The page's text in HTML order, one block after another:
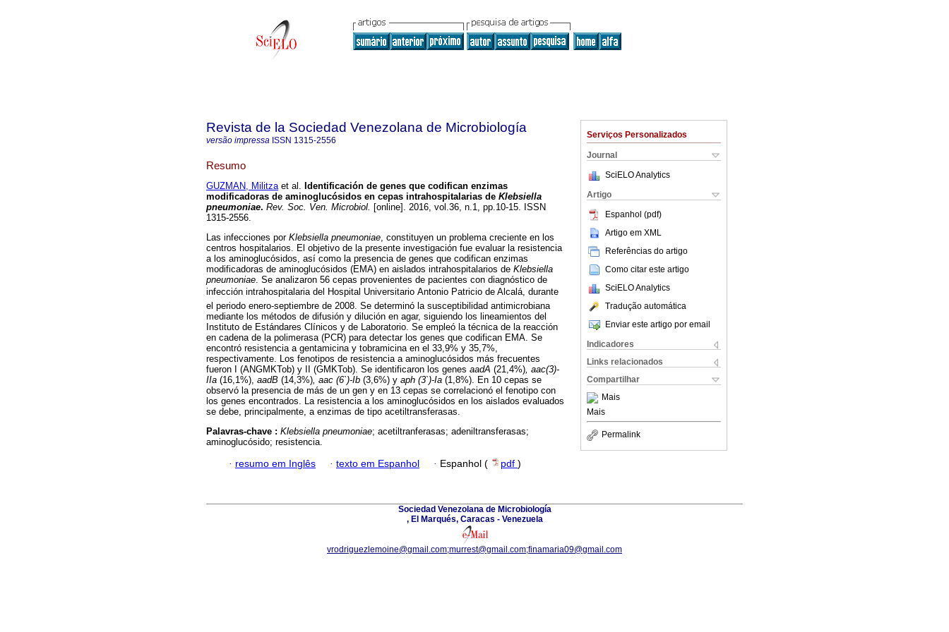
Serviços Personalizados
Journal
SciELO Analytics
Artigo
Espanhol (pdf)
Artigo em XML
Referências do artigo
Como citar este artigo
SciELO Analytics
Tradução automática
Enviar este artigo por email
Indicadores
Links relacionados
Compartilhar
Mais
Mais
Permalink
Revista de la Sociedad Venezolana de Microbiología
versão impressa ISSN 1315-2556
Resumo
GUZMAN, Militzaet al. Identificación de genes que codifican enzimas
modificadoras de aminoglucósidos en cepas intrahospitalarias de Klebsiella
pneumoniae. Rev. Soc. Ven. Microbiol. [online]. 2016, vol.36, n.1, pp.10-15. ISSN
1315-2556.
Las infecciones por Klebsiella pneumoniae, constituyen un problema creciente en los
centros hospitalarios. El objetivo de la presente investigación fue evaluar la resistencia
a los aminoglucósidos, así como la presencia de genes que codifican enzimas
modificadoras de aminoglucósidos (EMA) en aislados intrahospitalarios de Klebsiella
pneumoniae. Se analizaron 56 cepas provenientes de pacientes con diagnóstico de
infección intrahospitalaria del Hospital Universitario Antonio Patricio de Alcalá, durante
el periodo enero-septiembre de 2008. Se determinó la susceptibilidad antimicrobiana
mediante los métodos de difusión y dilución en agar, siguiendo los lineamientos del
Instituto de Estándares Clínicos y de Laboratorio. Se empleó la técnica de la reacción
en cadena de la polimerasa (PCR) para detectar los genes que codifican EMA. Se
encontró resistencia a gentamicina y tobramicina en el 33,9% y 35,7%,
respectivamente. Los fenotipos de resistencia a aminoglucósidos más frecuentes
fueron I (ANGMKTob) y II (GMKTob). Se identificaron los genes aadA (21,4%), aac(3)-
IIa (16,1%), aadB (14,3%), aac (6`)-Ib (3,6%) y aph (3`)-Ia (1,8%). En 10 cepas se
observó la presencia de más de un gen y en 13 cepas se correlacionó el fenotipo con
los genes encontrados. La resistencia a los aminoglucósidos en los aislados evaluados
se debe, principalmente, a enzimas de tipo acetiltransferasas.
Palavras-chave : Klebsiella pneumoniae; acetiltranferasas; adeniltransferasas;
aminoglucósido; resistencia.
· resumo em Inglês · texto em Espanhol · Espanhol ( pdf )
Sociedad Venezolana de Microbiología
, El Marqués, Caracas - Venezuela
vrodriguezlemoine@gmail.com;murrest@gmail.com;finamaria09@gmail.com